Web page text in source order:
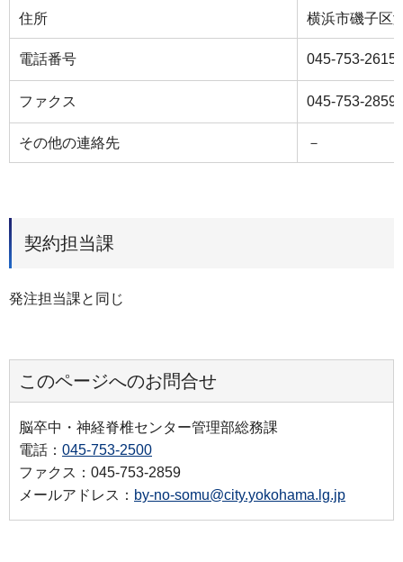
住所 横浜市磯子区
電話番号 045-753-2615
ファクス 045-753-2859
その他の連絡先 －
契約担当課
発注担当課と同じ
このページへのお問合せ
脳卒中・神経脊椎センター管理部総務課
電話： 045-753-2500
ファクス：045-753-2859
メールアドレス： by-no-somu@city.yokohama.lg.jp